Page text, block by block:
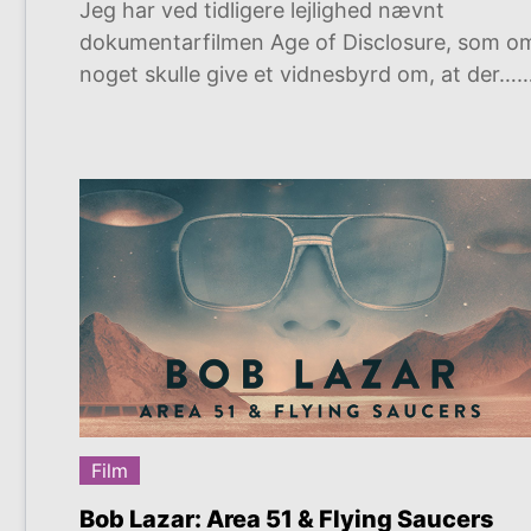
Jeg har ved tidligere lejlighed nævnt
dokumentarfilmen Age of Disclosure, som
noget skulle give et vidnesbyrd om, at
Film
Bob Lazar: Area 51 & Flying Saucers